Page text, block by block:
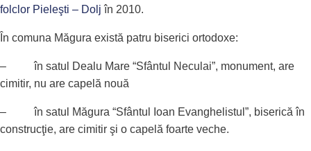
folclor Pieleşti – Dolj în 2010.
În comuna Măgura există patru biserici ortodoxe:
– în satul Dealu Mare “Sfântul Neculai”, monument, are
cimitir, nu are capelă nouă
– în satul Măgura “Sfântul Ioan Evanghelistul”, biserică în
construcţie, are cimitir şi o capelă foarte veche.